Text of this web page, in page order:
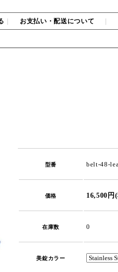
お支払い・配送について ｜
型番 belt-48-
価格 16,500円
在庫数 0
美錠カラー